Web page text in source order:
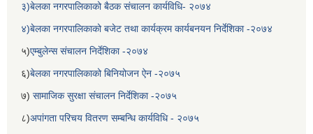
३)बेलका नगरपालिकाको बैठक संचालन कार्यविधि- २०७४
४)बेलका नगरपालिकाको बजेट तथा कार्यक्रम कार्यबनयन निर्देशिका -२०७४
५)एम्बुलेन्स संचालन निर्देशिका -२०७४
६)बेलका नगरपालिकाको बिनियोजन ऐन -२०७५
७) सामाजिक सुरक्षा संचालन निर्देशिका -२०७५
८)अपांगता परिचय वितरण सम्बन्धि कार्यविधि - २०७५